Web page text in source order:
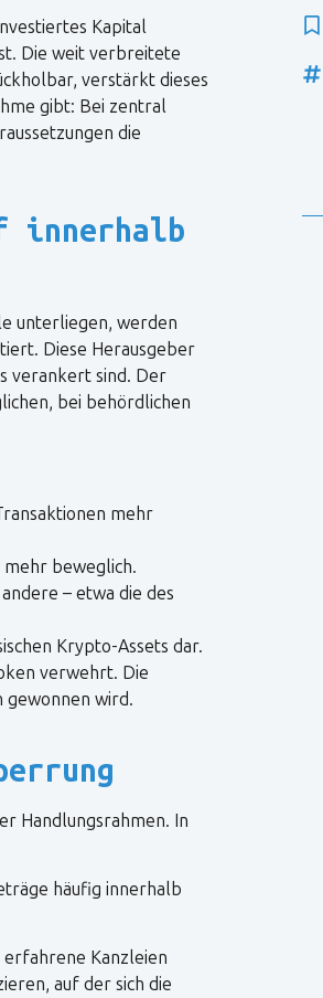
Kapital
Die weit verbreitete
verstärkt dieses
gibt: Bei zentral
die
innerhalb
unterliegen, werden
Diese Herausgeber
verankert sind. Der
bei behördlichen
mehr
beweglich.
– etwa die des
Krypto-Assets dar.
verwehrt. Die
wird.
Handlungsrahmen. In
häufig innerhalb
Kanzleien
auf der sich die